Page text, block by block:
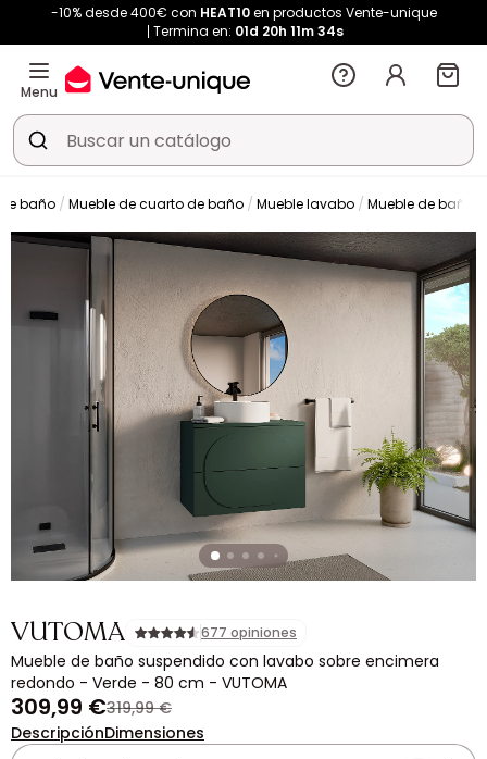
-10% desde 400€ con HEAT10en productos Vente-unique
Termina en: 01d 20h 11m 33s
Menu
baño Mueble de cuarto de baño Mueble lavabo Mueble de baño
VUTOMA 677 opiniones
Mueble de baño suspendido con lavabo sobre encimera
redondo - Verde - 80 cm - VUTOMA
309,99 €319,99 €
DescripciónDimensiones